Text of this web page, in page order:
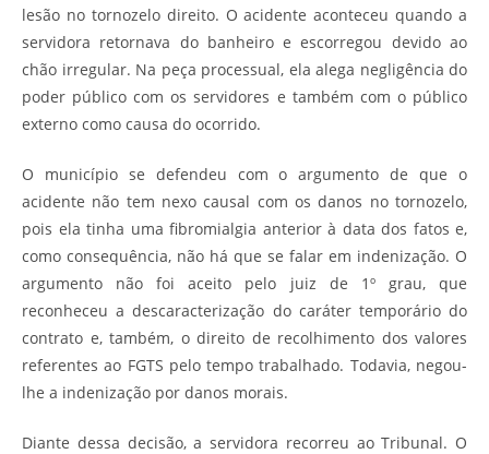
lesão no tornozelo direito. O acidente aconteceu quando a
servidora retornava do banheiro e escorregou devido ao
chão irregular. Na peça processual, ela alega negligência do
poder público com os servidores e também com o público
externo como causa do ocorrido.
O município se defendeu com o argumento de que o
acidente não tem nexo causal com os danos no tornozelo,
pois ela tinha uma fibromialgia anterior à data dos fatos e,
como consequência, não há que se falar em indenização. O
argumento não foi aceito pelo juiz de 1º grau, que
reconheceu a descaracterização do caráter temporário do
contrato e, também, o direito de recolhimento dos valores
referentes ao FGTS pelo tempo trabalhado. Todavia, negou-
lhe a indenização por danos morais.
Diante dessa decisão, a servidora recorreu ao Tribunal. O